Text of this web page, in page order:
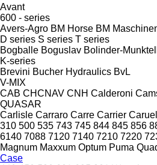
Avant
600 - series
Avers-Agro BM Horse BM
D series S series T series
Bogballe Boguslav Bolinder-Munktell
K-series
Brevini Bucher Hydraulics BvL
V-MIX
CAB CHCNAV CNH Calderoni
QUASAR
Carlisle Carraro Carre Carrier
310 500 535 743 745 844 845 856
6140 7088 7120 7140 7210 7220
Magnum Maxxum Optum Puma
Case